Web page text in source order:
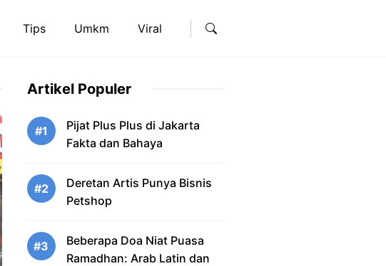
Tips Umkm Viral
Artikel Populer
#1
Pijat Plus Plus di Jakarta
Fakta dan Bahaya
#2
Deretan Artis Punya Bisnis
Petshop
#3
Beberapa Doa Niat Puasa
Ramadhan: Arab Latin dan